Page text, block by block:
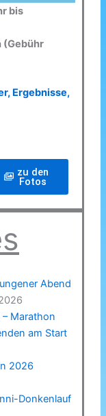
bis
(Gebühr
Ergebnisse,
zu den
Fotos
Abend
– Marathon
am Start
2026
Donkenlauf